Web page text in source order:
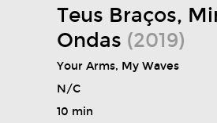
Teus Braços,
Ondas (2019)
Your Arms, My Waves
N/C
10 min